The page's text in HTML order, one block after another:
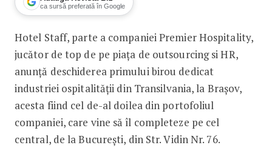
ca sursă preferată în Google
Premier Hospitality deschide la
Hotel Staff, parte a companiei Premier Hospitality,
jucător de top de pe piaţa de outsourcing si HR,
anunţă deschiderea primului birou dedicat
industriei ospitalităţii din Transilvania, la Braşov,
acesta fiind cel de-al doilea din portofoliul
companiei, care vine să îl completeze pe cel
central, de la Bucureşti, din Str. Vidin Nr. 76.